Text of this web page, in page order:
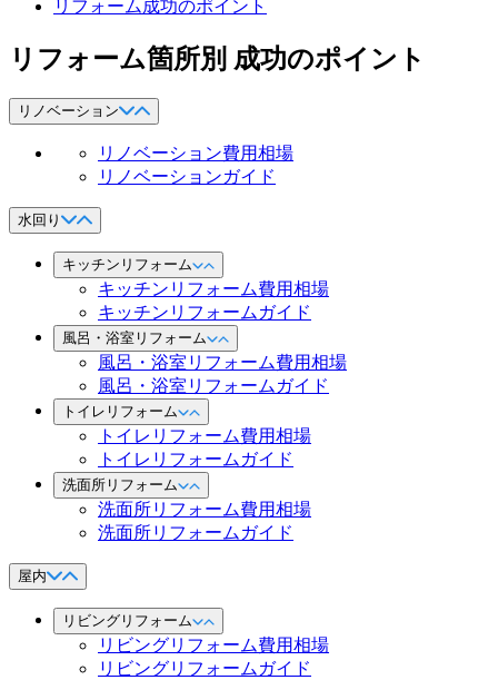
リフォーム成功のポイント
リフォーム箇所別 成功のポイント
リノベーション
リノベーション費用相場
リノベーションガイド
水回り
キッチンリフォーム
キッチンリフォーム費用相場
キッチンリフォームガイド
風呂・浴室リフォーム
風呂・浴室リフォーム費用相場
風呂・浴室リフォームガイド
トイレリフォーム
トイレリフォーム費用相場
トイレリフォームガイド
洗面所リフォーム
洗面所リフォーム費用相場
洗面所リフォームガイド
屋内
リビングリフォーム
リビングリフォーム費用相場
リビングリフォームガイド